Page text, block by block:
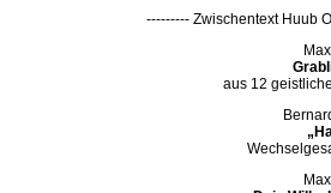
--------- Zwischentext Huub
aus 12